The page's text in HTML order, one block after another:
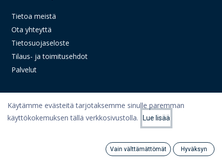
Suosituimmat
Category
Tietoa meistä
Ota yhteyttä
Tietosuojaseloste
Tilaus- ja toimitusehdot
Palvelut
Linkit
Käytämme evästeitä tarjotaksemme sinulle paremman
käyttökokemuksen tällä verkkosivustolla.
Lue lisää
Vain välttämättömät Hyväksyn